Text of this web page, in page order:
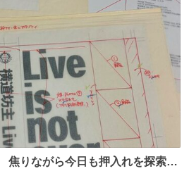
焦りながら今日も押入れを探索。